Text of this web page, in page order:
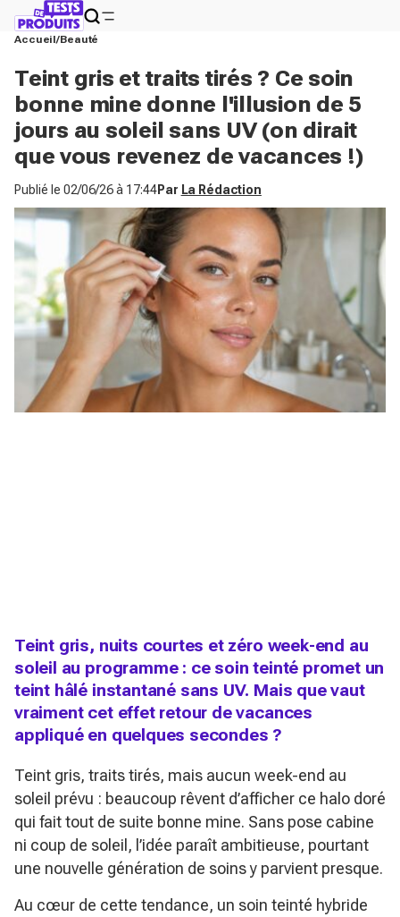
Accueil Beauté
Teint gris et traits tirés ? Ce soin
bonne mine donne l'illusion de 5
jours au soleil sans UV (on dirait
que vous revenez de vacances !)
Publié le 02/06/26 à 17:44Par La Rédaction
Teint gris, nuits courtes et zéro week-end au
soleil au programme : ce soin teinté promet un
teint hâlé instantané sans UV. Mais que vaut
vraiment cet effet retour de vacances
appliqué en quelques secondes ?
Teint gris, traits tirés, mais aucun week-end au
soleil prévu : beaucoup rêvent d’afficher ce halo doré
qui fait tout de suite bonne mine. Sans pose cabine
ni coup de soleil, l’idée paraît ambitieuse, pourtant
une nouvelle génération de soins y parvient presque.
Au cœur de cette tendance, un soin teinté hybride